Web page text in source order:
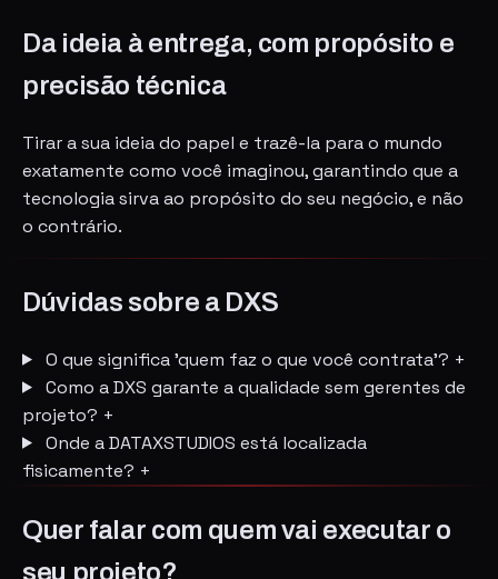
Da ideia à entrega, com propósito e
precisão técnica
Tirar a sua ideia do papel e trazê-la para o mundo
exatamente como você imaginou, garantindo que a
tecnologia sirva ao propósito do seu negócio, e não
o contrário.
Dúvidas sobre a DXS
O que significa 'quem faz o que você contrata'? +
Como a DXS garante a qualidade sem gerentes de
projeto? +
Onde a DATAXSTUDIOS está localizada
fisicamente? +
Quer falar com quem vai executar o
seu projeto?